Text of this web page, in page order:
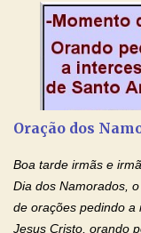
no programa de
relacionamentos.
sofrendo? Então
de orações
restaurar você e seu
Oração Pelos Casais
separados, devido ao
relacionamento e que
casal. Vamos orar
Deus). "Senhor
Oração dos
Boa tarde irmãs e
Dia dos Namorados,
de orações pedindo a
Jesus Cristo, orando